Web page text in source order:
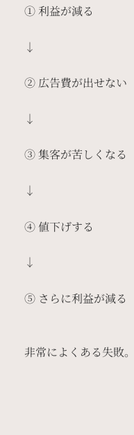
① 利益が減る
↓
② 広告費が出せない
↓
③ 集客が苦しくなる
↓
④ 値下げする
↓
⑤ さらに利益が減る
非常によくある失敗。